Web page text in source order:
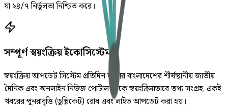
যা ২৪/৭ নির্ভুলতা নিশ্চিত করে।
সম্পূর্ণ স্বয়ংক্রিয় ইকোসিস্টেম
স্বয়ংক্রিয় আপডেট সিস্টেম প্রতিদিন দুইবার বাংলাদেশের শীর্ষস্থানীয় জাতীয়
দৈনিক এবং অনলাইন নিউজ পোর্টাল থেকে স্বয়ংক্রিয়ভাবে তথ্য সংগ্রহ, একই
খবরের পুনরাবৃত্তি (ডুপ্লিকেট) রোধ এবং লাইভ আপডেট করা হয়।